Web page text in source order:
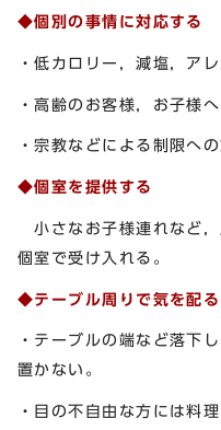
◆個別の事情に対応する
・低カロリー，減塩，ア
・高齢のお客様，お子様
・宗教などによる制限へ
◆個室を提供する
小さなお子様連れなど
個室で受け入れる。
◆テーブル周りで気を配る
・テーブルの端など落下
置かない。
・目の不自由な方には料